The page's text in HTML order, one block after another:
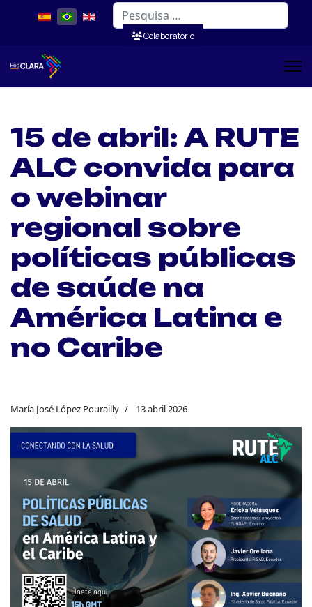
Pesquisar
Colaboratorio
15 de abril: A RUTE
ALC convida para
o webinar
regional sobre
políticas públicas
de saúde na
América Latina e
no Caribe
María José López Pourailly 13 abril 2026